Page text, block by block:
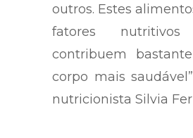
outros. Estes
fatores
contribuem
corpo mais
nutricionista Silvia